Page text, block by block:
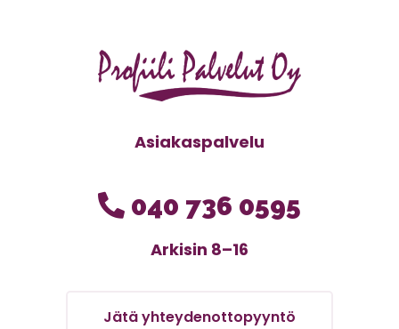
Asiakaspalvelu
040 736 0595
Arkisin 8–16
Jätä yhteydenottopyyntö